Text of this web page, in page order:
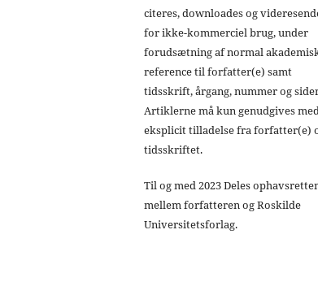
citeres, downloades og
for ikke-kommerciel brug, under
forudsætning af normal
reference til forfatter(e) samt
tidsskrift, årgang, nummer og
Artiklerne må kun genudgives
eksplicit tilladelse fra forfatter(e)
tidsskriftet.
Til og med 2023 Deles
mellem forfatteren og Roskilde
Universitetsforlag.